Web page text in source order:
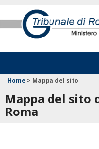
Home > Mappa del sito
Mappa del sito
Roma